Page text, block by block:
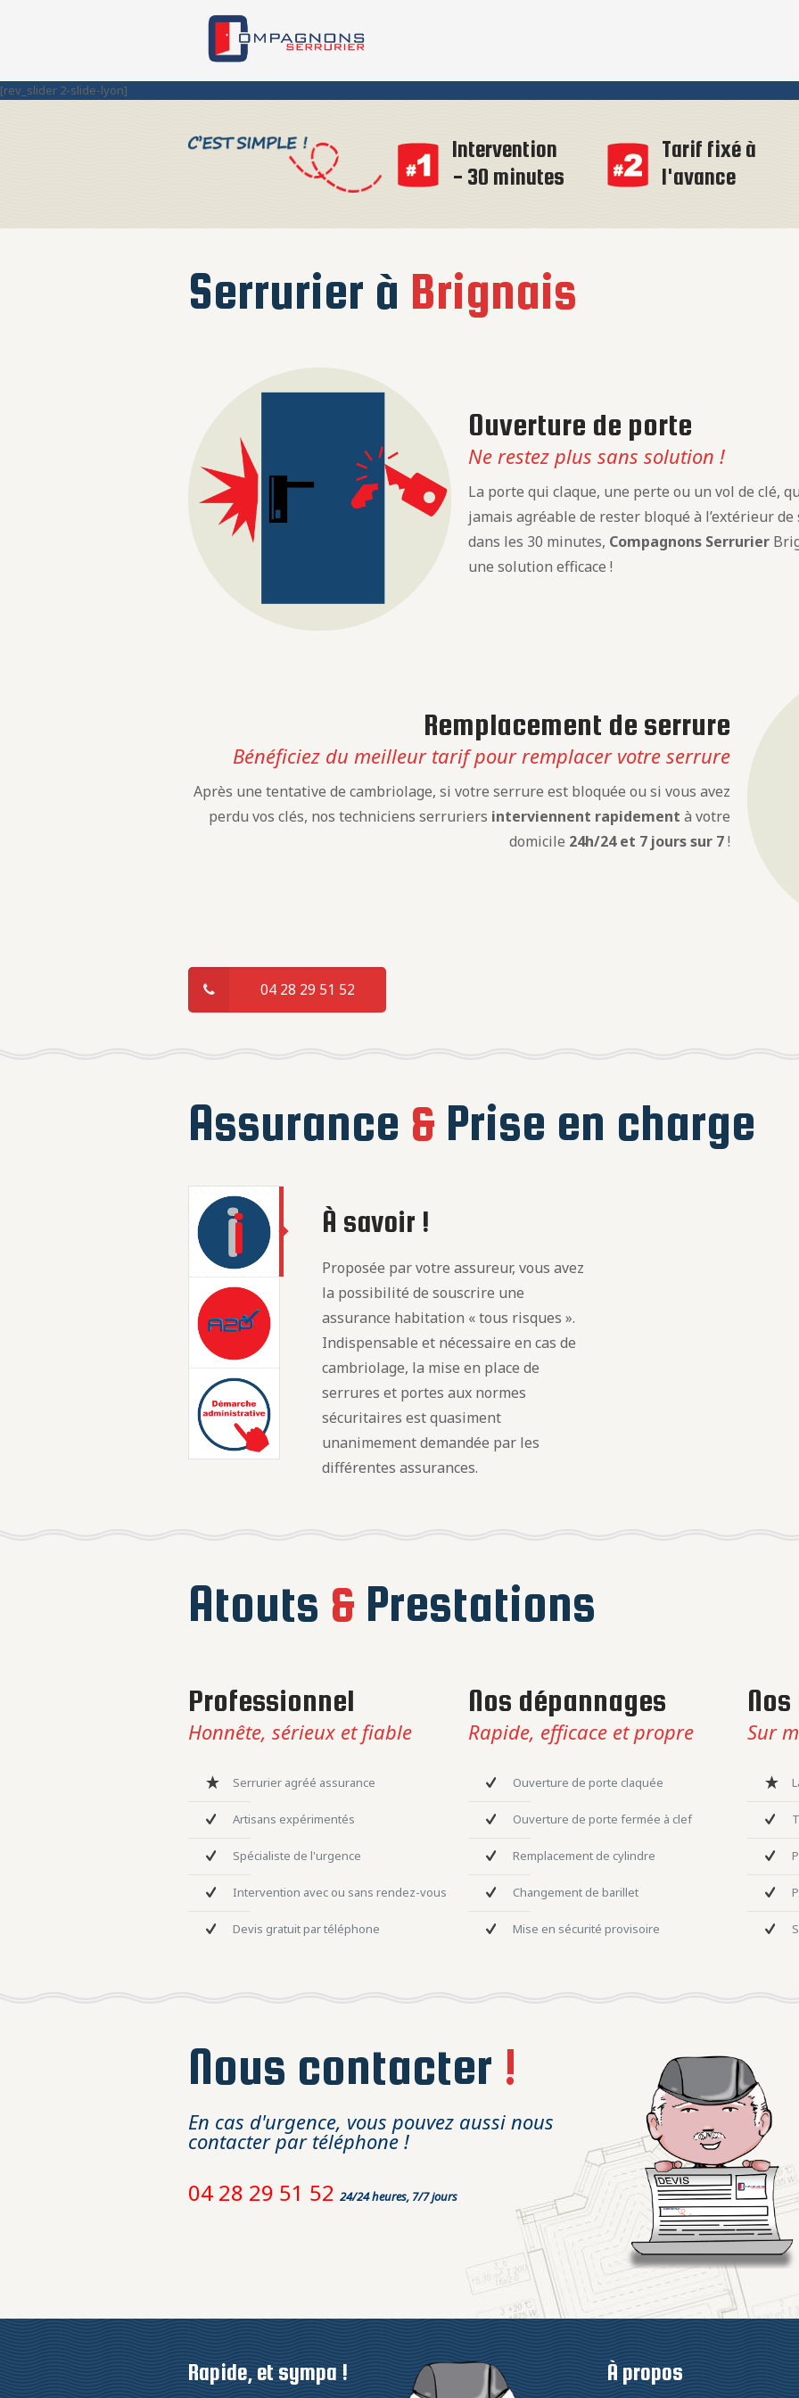
[rev_slider 2-slide-lyon]
Intervention
- 30 minutes
Tarif fixé à
l'avance
Serrurier à Brignais
Ouverture de porte
Ne restez plus sans solution !
La porte qui claque, une perte ou un vol de clé,
jamais agréable de rester bloqué à l’extérieur
dans les 30 minutes, Compagnons Serrurier
une solution efficace !
Remplacement de serrure
Bénéficiez du meilleur tarif pour remplacer votre serrure
Après une tentative de cambriolage, si votre serrure est bloquée ou si vous avez
perdu vos clés, nos techniciens serruriers interviennent rapidement à votre
domicile 24h/24 et 7 jours sur 7!
04 28 29 51 52
Assurance & Prise en charge
À savoir !
Proposée par votre assureur, vous avez
la possibilité de souscrire une
assurance habitation « tous risques ».
Indispensable et nécessaire en cas de
cambriolage, la mise en place de
serrures et portes aux normes
sécuritaires est quasiment
unanimement demandée par les
différentes assurances.
Atouts & Prestations
Professionnel
Honnête, sérieux et fiable
Serrurier agréé assurance
Artisans expérimentés
Spécialiste de l'urgence
Intervention avec ou sans rendez-vous
Devis gratuit par téléphone
Nos dépannages
Rapide, efficace et propre
Ouverture de porte claquée
Ouverture de porte fermée à clef
Remplacement de cylindre
Changement de barillet
Mise en sécurité provisoire
Sur
Nous contacter !
En cas d'urgence, vous pouvez aussi nous
contacter par téléphone !
04 28 29 51 5224/24 heures, 7/7 jours
Rapide, et sympa ! À propos